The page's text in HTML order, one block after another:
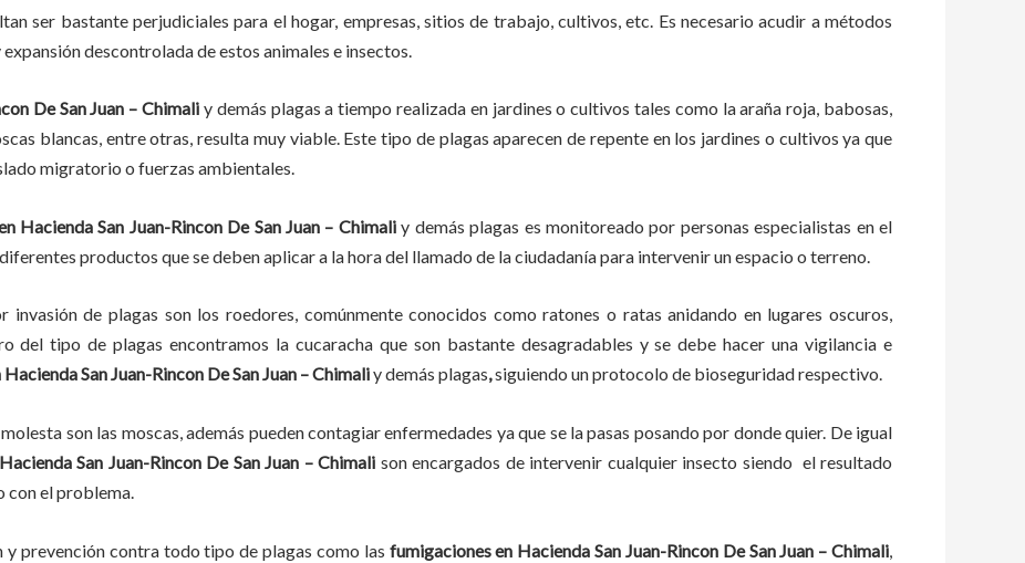
ser bastante perjudiciales para el hogar, empresas, sitios de trabajo, cultivos, etc. Es necesario acudir a métodos
descontrolada de estos animales e insectos.
De San Juan – Chimali y demás plagas atiempo realizada enjardines o cultivos tales como la araña roja, babosas,
blancas, entre otras, resulta muy viable. Este tipo de plagas aparecen de repente en los jardines o cultivos ya que
migratorio o fuerzas ambientales.
Hacienda San Juan-Rincon De San Juan – Chimaliy demás plagas es monitoreado por personas especialistas en el
productos que se deben aplicar a la hora del llamado de la ciudadanía para intervenir un espacio o terreno.
invasión de plagas son los roedores, comúnmente conocidos como ratones o ratas anidando en lugares oscuros,
del tipo de plagas encontramos la cucaracha que son bastante desagradables y se debe hacer una vigilancia e
Hacienda San Juan-Rincon De San Juan – Chimaliy demás plagas,siguiendo un protocolo de bioseguridad respectivo.
son las moscas, además pueden contagiar enfermedades ya que se la pasas posando por donde quier. De igual
Hacienda San Juan-Rincon De San Juan – Chimali son encargados de intervenir cualquier insecto siendo el resultado
con el problema.
y prevención contra todo tipo de plagas como las fumigacionesen Hacienda San Juan-Rincon De San Juan – Chimali